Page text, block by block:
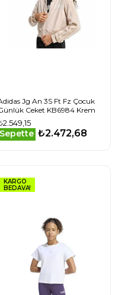
Jg An 3S Ft Fz Çocuk
Ceket KB6984 Krem
Sepette ₺2.472,68
KARGO
BEDAVA!